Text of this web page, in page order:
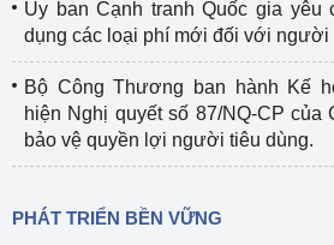
Ủy ban Cạnh tranh Quốc gia yêu
dụng các loại phí mới đối với người
Bộ Công Thương ban hành Kế
hiện Nghị quyết số 87/NQ-CP của
bảo vệ quyền lợi người tiêu dùng.
PHÁT TRIỂN BỀN VỮNG